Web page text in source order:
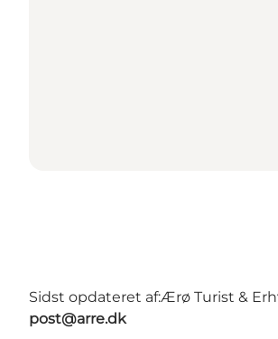
Sidst opdateret af:Ærø Turist &
post@arre.dk